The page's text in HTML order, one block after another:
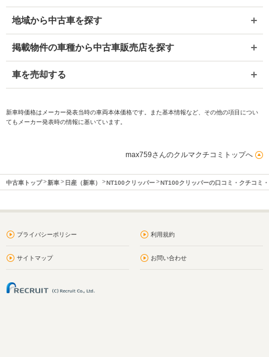
地域から中古車を探す
掲載物件の車種から中古車販売店を探す
車を売却する
新車時価格はメーカー発表当時の車両本体価格です。また基本情報など、その他の項目につい
てもメーカー発表時の情報に基いています。
max759さんのクルマクチコミトップへ
中古車トップ 新車 日産（新車） NT100クリッパー NT100クリッパーの口コミ・クチコミ
プライバシーポリシー 利用規約
サイトマップ お問い合わせ